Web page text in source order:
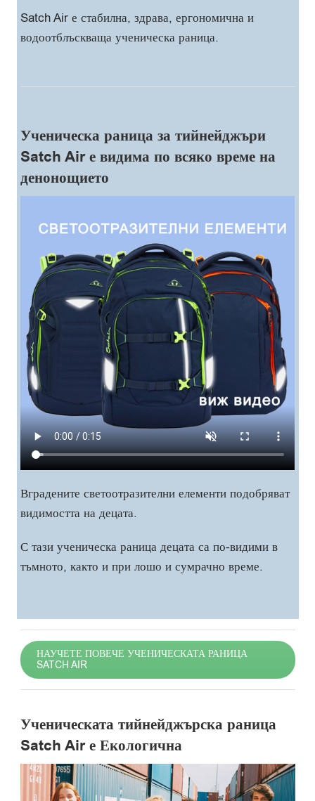
Satch Air е стабилна, здрава, ергономична и
водоотблъскваща ученическа раница.
Ученическа раница за тийнейджъри
Satch Air е видима по всяко време на
денонощието
Вградените светоотразителни елементи подобряват
видимостта на децата.
С тази ученическа раница децата са по-видими в
тъмното, както и при лошо и сумрачно време.
НАУЧЕТЕ ПОВЕЧЕ УЧЕНИЧЕСКАТА РАНИЦА
SATCH AIR
Ученическата тийнейджърска раница
Satch Air е Екологична